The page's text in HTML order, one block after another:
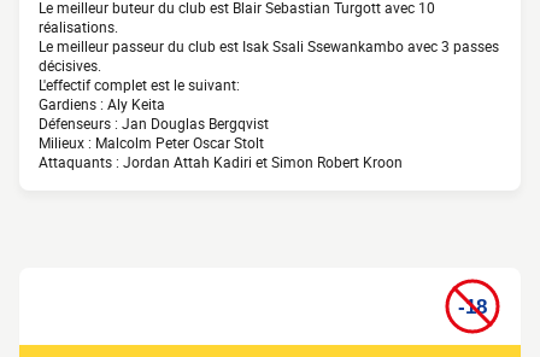
Le meilleur buteur du club est Blair Sebastian Turgott avec 10
réalisations.
Le meilleur passeur du club est Isak Ssali Ssewankambo avec 3 passes
décisives.
L'effectif complet est le suivant:
Gardiens : Aly Keita
Défenseurs : Jan Douglas Bergqvist
Milieux : Malcolm Peter Oscar Stolt
Attaquants : Jordan Attah Kadiri et Simon Robert Kroon